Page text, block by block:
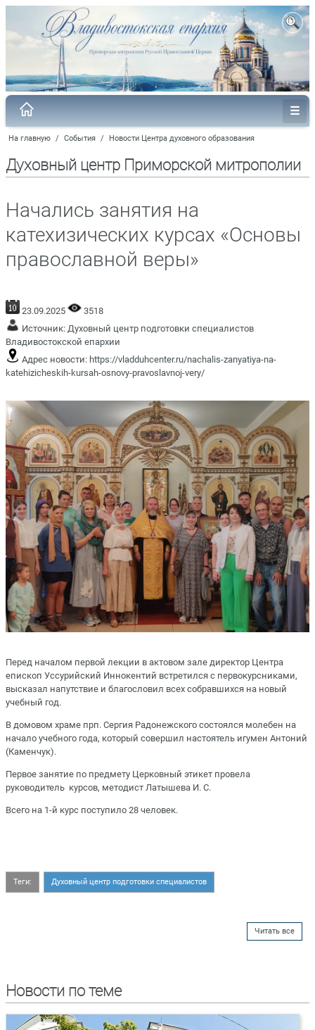
На главную / События / Новости Центра духовного образования
Духовный центр Приморской митрополии
Начались занятия на
катехизических курсах «Основы
православной веры»
23.09.2025
3518
Источник: Духовный центр подготовки специалистов
Владивостокской епархии
Адрес новости: https://vladduhcenter.ru/nachalis-zanyatiya-na-
katehizicheskih-kursah-osnovy-pravoslavnoj-very/
Перед началом первой лекции в актовом зале директор Центра
епископ Уссурийский Иннокентий встретился с первокурсниками,
высказал напутствие и благословил всех собравшихся на новый
учебный год.
В домовом храме прп. Сергия Радонежского состоялся молебен на
начало учебного года, который совершил настоятель игумен Антоний
(Каменчук).
Первое занятие по предмету Церковный этикет провела
руководитель курсов, методист Латышева И. С.
Всего на 1-й курс поступило 28 человек.
Теги: Духовный центр подготовки специалистов
Читать все
Новости по теме